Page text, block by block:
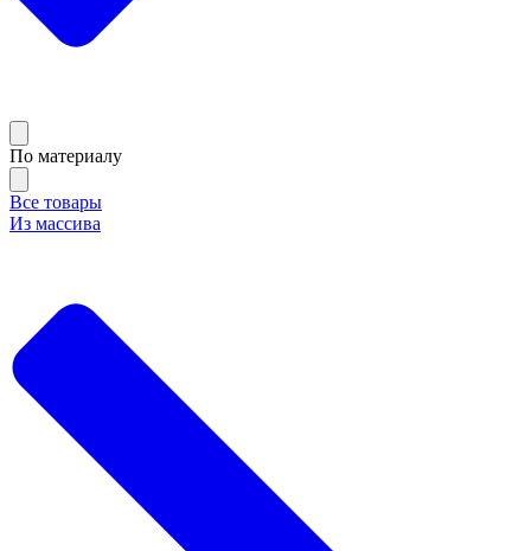
По материалу
Все товары
Из массива